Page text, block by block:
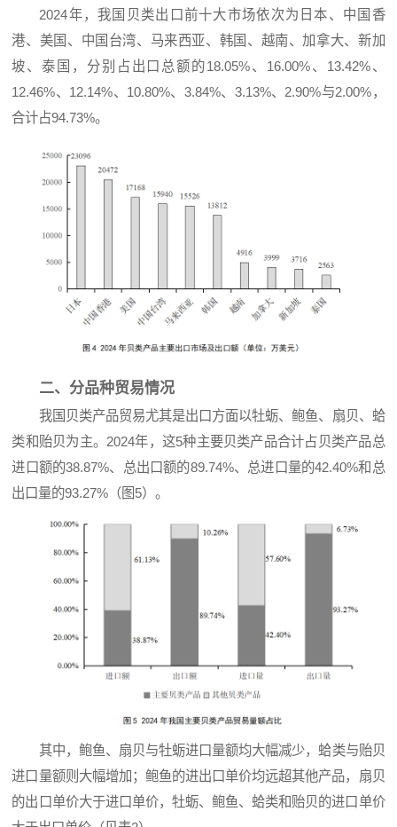
2024年，我国贝类出口前十大市场依次为日本、中国香
港、美国、中国台湾、马来西亚、韩国、越南、加拿大、新加
坡、泰国，分别占出口总额的18.05%、16.00%、13.42%、
12.46%、12.14%、10.80%、3.84%、3.13%、2.90%与2.00%，
合计占94.73%。
二、分品种贸易情况
我国贝类产品贸易尤其是出口方面以牡蛎、鲍鱼、扇贝、蛤
类和贻贝为主。2024年，这5种主要贝类产品合计占贝类产品总
进口额的38.87%、总出口额的89.74%、总进口量的42.40%和总
出口量的93.27%（图5）。
其中，鲍鱼、扇贝与牡蛎进口量额均大幅减少，蛤类与贻贝
进口量额则大幅增加；鲍鱼的进出口单价均远超其他产品，扇贝
的出口单价大于进口单价，牡蛎、鲍鱼、蛤类和贻贝的进口单价